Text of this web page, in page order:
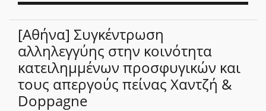
[Αθήνα] Συγκέντρωση
αλληλεγγύης στην κοινότητα
κατειλημμένων προσφυγικών και
τους απεργούς πείνας Χαντζή &
Doppagne